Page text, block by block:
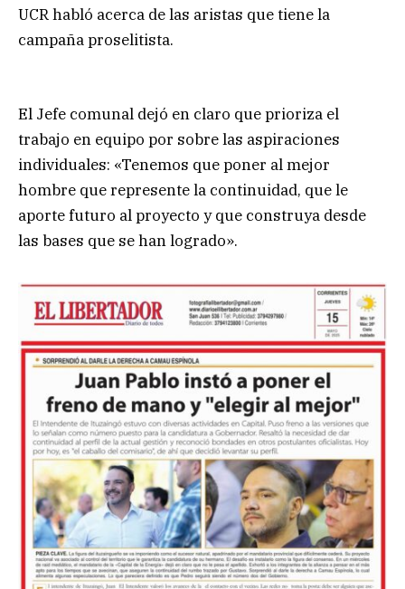
UCR habló acerca de las aristas que tiene la
campaña proselitista.
El Jefe comunal dejó en claro que prioriza el
trabajo en equipo por sobre las aspiraciones
individuales: «Tenemos que poner al mejor
hombre que represente la continuidad, que le
aporte futuro al proyecto y que construya desde
las bases que se han logrado».